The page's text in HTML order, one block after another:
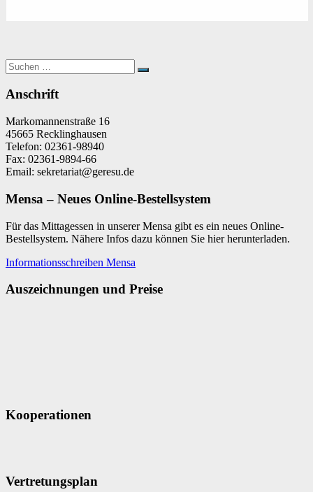
Suchen
nach:
Suchen
Anschrift
Markomannenstraße 16
45665 Recklinghausen
Telefon: 02361-98940
Fax: 02361-9894-66
Email: sekretariat@geresu.de
Mensa – Neues Online-Bestellsystem
Für das Mittagessen in unserer Mensa gibt es ein neues Online-
Bestellsystem. Nähere Infos dazu können Sie hier herunterladen.
Informationsschreiben Mensa
Auszeichnungen und Preise
Kooperationen
Vertretungsplan